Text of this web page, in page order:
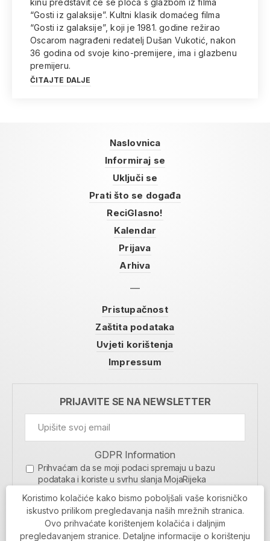
kinu predstavit će se ploča s glazbom iz filma
“Gosti iz galaksije”. Kultni klasik domaćeg filma
“Gosti iz galaksije”, koji je 1981. godine režirao
Oscarom nagrađeni redatelj Dušan Vukotić, nakon
36 godina od svoje kino-premijere, ima i glazbenu
premijeru.
ČITAJTE DALJE
Naslovnica
Informiraj se
Uključi se
Prati što se događa
ReciGlasno!
Kalendar
Prijava
Arhiva
Pristupačnost
Zaštita podataka
Uvjeti korištenja
Impressum
PRIJAVITE SE NA NEWSLETTER
GDPR Information
Prihvaćam da se moji podaci spremaju u bazu
podataka i koriste u svrhu slanja MojaRijeka
MOJARIJEKA NEWSLETTER
PRIJAVI SE
Koristimo kolačiće kako bismo poboljšali vaše korisničko
iskustvo prilikom pregledavanja naših mrežnih stranica.
Ovo prihvaćate korištenjem kolačića i daljnjim
pregledavanjem stranice. Detaljne informacije o korištenju